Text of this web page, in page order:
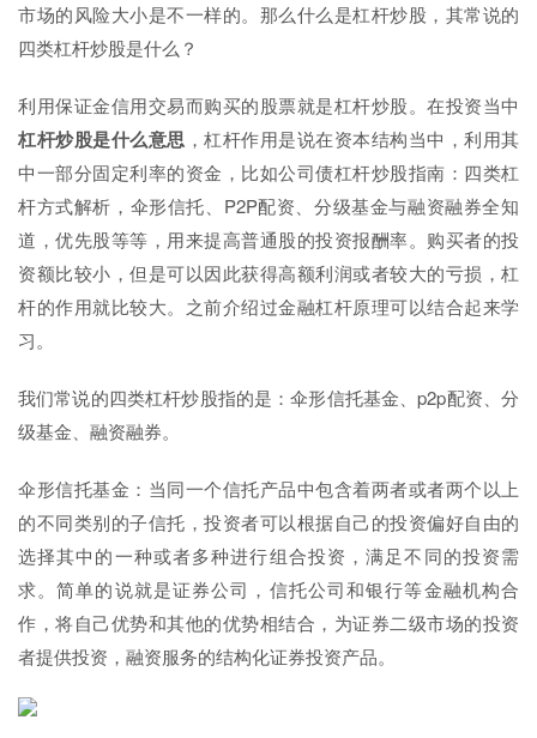
市场的风险大小是不一样的。那么什么是杠杆炒股，其常说的
四类杠杆炒股是什么？
利用保证金信用交易而购买的股票就是杠杆炒股。在投资当中
杠杆炒股是什么意思 ，杠杆作用是说在资本结构当中，利用其
中一部分固定利率的资金，比如公司债杠杆炒股指南：四类杠
杆方式解析，伞形信托、P2P配资、分级基金与融资融券全知
道，优先股等等，用来提高普通股的投资报酬率。购买者的投
资额比较小，但是可以因此获得高额利润或者较大的亏损，杠
杆的作用就比较大。之前介绍过金融杠杆原理可以结合起来学
习。
我们常说的四类杠杆炒股指的是：伞形信托基金、p2p配资、分
级基金、融资融券。
伞形信托基金：当同一个信托产品中包含着两者或者两个以上
的不同类别的子信托，投资者可以根据自己的投资偏好自由的
选择其中的一种或者多种进行组合投资，满足不同的投资需
求。简单的说就是证券公司，信托公司和银行等金融机构合
作，将自己优势和其他的优势相结合，为证券二级市场的投资
者提供投资，融资服务的结构化证券投资产品。